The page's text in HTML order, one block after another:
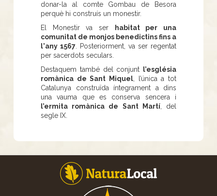
donar-la al comte Gombau de Besora
perquè hi construís un monestir.
El Monestir va ser
habitat per una
comunitat de monjos benedictins fins a
l'any 1567 . Posteriorment, va ser regentat
per sacerdots seculars.
Destaquem també del conjunt
l’església
romànica de Sant Miquel , l’única a tot
Catalunya construïda íntegrament a dins
una vauma que es conserva sencera i
l’ermita romànica de Sant Martí, del
segle IX.